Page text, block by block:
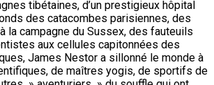
tibétaines, d’un prestigieux hôpital
des catacombes parisiennes, des
la campagne du Sussex, des fauteuils
aux cellules capitonnées des
James Nestor a sillonné le monde à
de maîtres yogis, de sportifs de